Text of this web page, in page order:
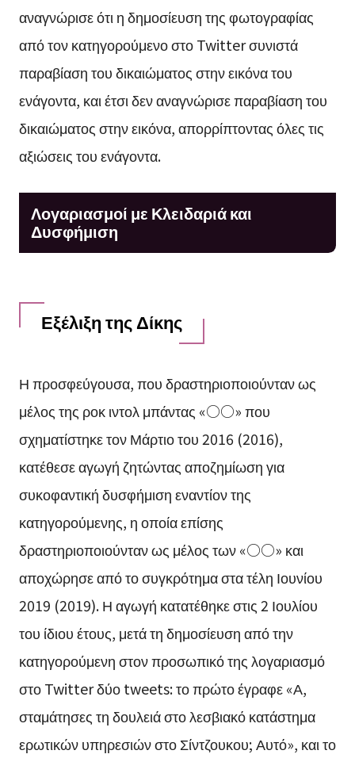
αναγνώρισε ότι η δημοσίευση της φωτογραφίας
από τον κατηγορούμενο στο Twitter συνιστά
παραβίαση του δικαιώματος στην εικόνα του
ενάγοντα, και έτσι δεν αναγνώρισε παραβίαση του
δικαιώματος στην εικόνα, απορρίπτοντας όλες τις
αξιώσεις του ενάγοντα.
Λογαριασμοί με Κλειδαριά και
Δυσφήμιση
Εξέλιξη της Δίκης
Η προσφεύγουσα, που δραστηριοποιούνταν ως
μέλος της ροκ ιντολ μπάντας «○○» που
σχηματίστηκε τον Μάρτιο του 2016 (2016),
κατέθεσε αγωγή ζητώντας αποζημίωση για
συκοφαντική δυσφήμιση εναντίον της
κατηγορούμενης, η οποία επίσης
δραστηριοποιούνταν ως μέλος των «○○» και
αποχώρησε από το συγκρότημα στα τέλη Ιουνίου
2019 (2019). Η αγωγή κατατέθηκε στις 2 Ιουλίου
του ίδιου έτους, μετά τη δημοσίευση από την
κατηγορούμενη στον προσωπικό της λογαριασμό
στο Twitter δύο tweets: το πρώτο έγραφε «Α,
σταμάτησες τη δουλειά στο λεσβιακό κατάστημα
ερωτικών υπηρεσιών στο Σίντζουκου; Αυτό», και το